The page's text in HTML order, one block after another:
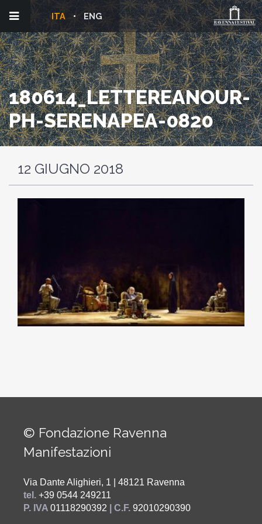
ENG
ITA
180614_LETTEREANOUR-
PH-SERENAPEA-0820
12 GIUGNO 2018
© Fondazione Ravenna
Manifestazioni
Via Dante Alighieri, 1 | 48121 Ravenna
tel. +39 0544 249211
P. IVA 01118290392 | C.F. 92010290390